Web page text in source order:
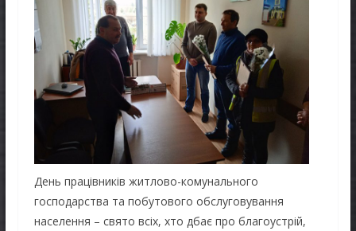
День працівників житлово-комунального
господарства та побутового обслуговування
населення – свято всіх, хто дбає про благоустрій,